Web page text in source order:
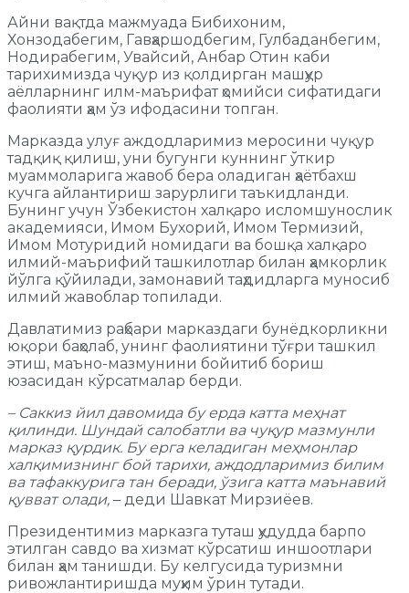
Айни вақтда мажмуада Бибихоним,
Хонзодабегим, Гавҳаршодбегим, Гулбаданбегим,
Нодирабегим, Увайсий, Анбар Отин каби
тарихимизда чуқур из қолдирган машҳур
аёлларнинг илм-маърифат ҳомийси сифатидаги
фаолияти ҳам ўз ифодасини топган.
Марказда улуғ аждодларимиз меросини чуқур
тадқиқ қилиш, уни бугунги куннинг ўткир
муаммоларига жавоб бера оладиган ҳаётбахш
кучга айлантириш зарурлиги таъкидланди.
Бунинг учун Ўзбекистон халқаро исломшунослик
академияси, Имом Бухорий, Имом Термизий,
Имом Мотуридий номидаги ва бошқа халқаро
илмий-маърифий ташкилотлар билан ҳамкорлик
йўлга қўйилади, замонавий таҳдидларга муносиб
илмий жавоблар топилади.
Давлатимиз раҳбари марказдаги бунёдкорликни
юқори баҳолаб, унинг фаолиятини тўғри ташкил
этиш, маъно-мазмунини бойитиб бориш
юзасидан кўрсатмалар берди.
– Саккиз йил давомида бу ерда катта меҳнат
қилинди. Шундай салобатли ва чуқур мазмунли
марказ қурдик. Бу ерга келадиган меҳмонлар
халқимизнинг бой тарихи, аждодларимиз билим
ва тафаккурига тан беради, ўзига катта маънавий
қувват олади, – деди Шавкат Мирзиёев.
Президентимиз марказга туташ ҳудудда барпо
этилган савдо ва хизмат кўрсатиш иншоотлари
билан ҳам танишди. Бу келгусида туризмни
ривожлантиришда муҳим ўрин тутади.